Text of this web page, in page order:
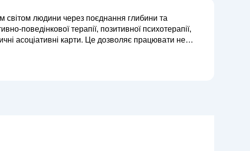
світом людини через поєднання глибини та
поведінкової терапії, позитивної психотерапії,
асоціативні карти. Це дозволяє працювати не